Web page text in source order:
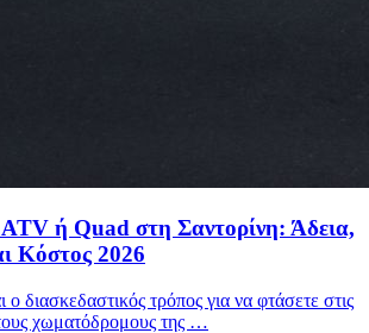
ή Quad στη Σαντορίνη: Άδεια,
Κόστος 2026
ο διασκεδαστικός τρόπος για να φτάσετε στις
χωματόδρομους της …